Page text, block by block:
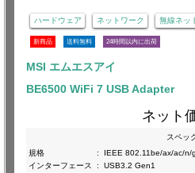
ハードウェア ネットワーク 無線ネッ
新商品 送料無料 24時間以内に出荷
MSI エムエスアイ
BE6500 WiFi 7 USB Adapter
ネット
スペッ
規格
:
IEEE 802.11be/ax/ac/n/
インターフェース
: USB3.2 Gen1